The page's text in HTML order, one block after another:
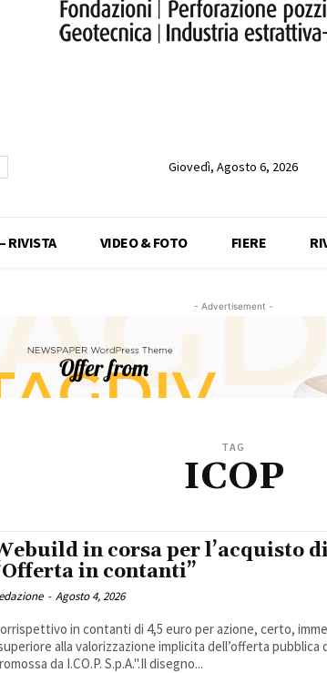
Giovedì, Agosto 6, 2026
RIVISTA VIDEO & FOTO FIERE
- Advertisement -
TAG
ICOP
in corsa per l’acquisto
in contanti”
- Agosto 4, 2026
in contanti di 4,5 euro per azione, certo,
alla valorizzazione implicita dell’offerta pubblica
da I.CO.P. S.p.A.".Il disegno...